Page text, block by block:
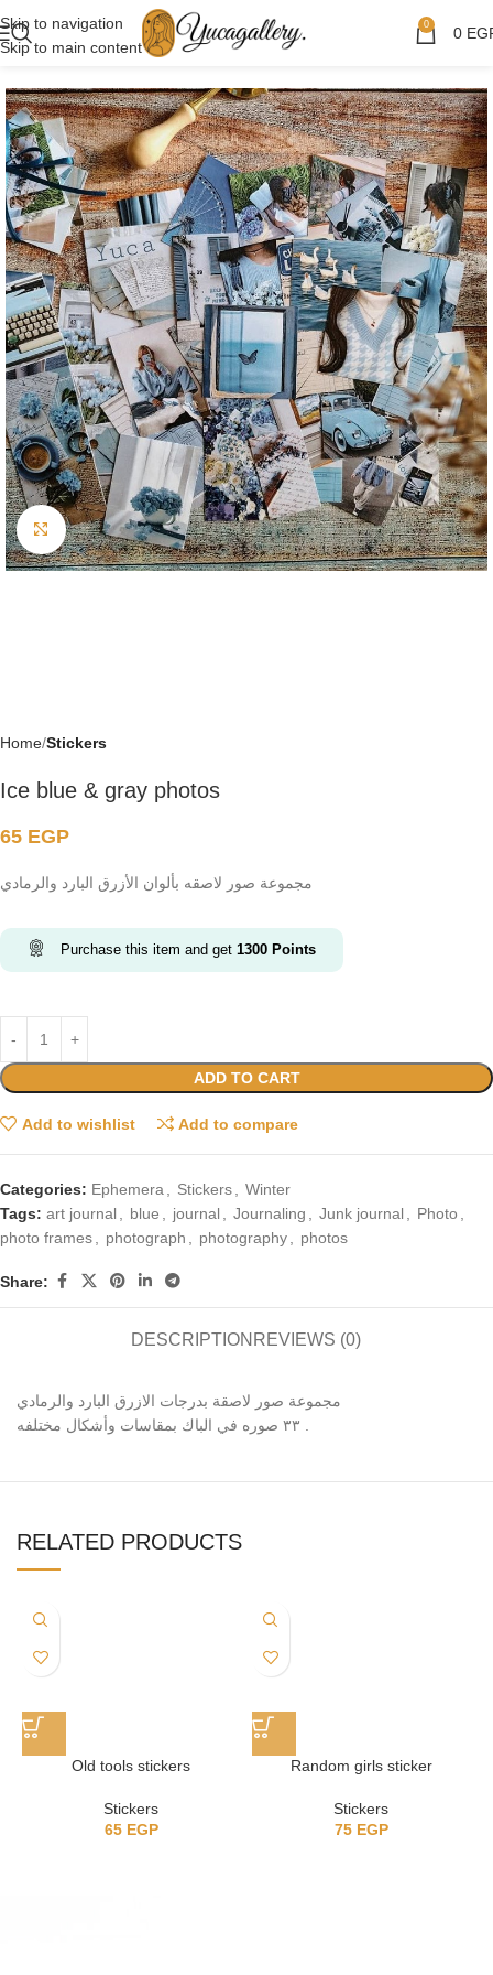
Skip to navigation
Skip to main content
0 0
Click to enlarge
Home Stickers
Ice blue & gray photos
65 EGP
مجموعة صور لاصقه بألوان الأزرق البارد والرمادي
Purchase this item and get 1300 Points
ADD TO CART
Add to wishlist Add to compare
Categories: Ephemera, Stickers, Winter
Tags: art journal, blue , journal, Journaling , Junk journal, Photo ,
photo frames, photograph , photography, photos
Share:
DESCRIPTION REVIEWS (0)
مجموعة صور لاصقة بدرجات الازرق البارد والرمادي
٣٣ صوره في الباك بمقاسات وأشكال مختلفه .
RELATED PRODUCTS
Old tools stickers
Stickers
65 EGP
Random girls sticker
Stickers
75 EGP